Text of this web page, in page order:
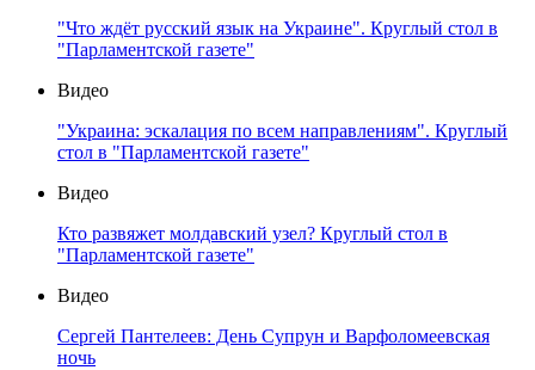
"Что ждёт русский язык на Украине". Круглый стол в
"Парламентской газете"
Видео
"Украина: эскалация по всем направлениям". Круглый
стол в "Парламентской газете"
Видео
Кто развяжет молдавский узел? Круглый стол в
"Парламентской газете"
Видео
Сергей Пантелеев: День Супрун и Варфоломеевская
ночь